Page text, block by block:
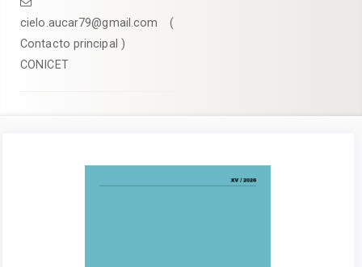
cielo.aucar79@gmail.com (
Contacto principal )
CONICET